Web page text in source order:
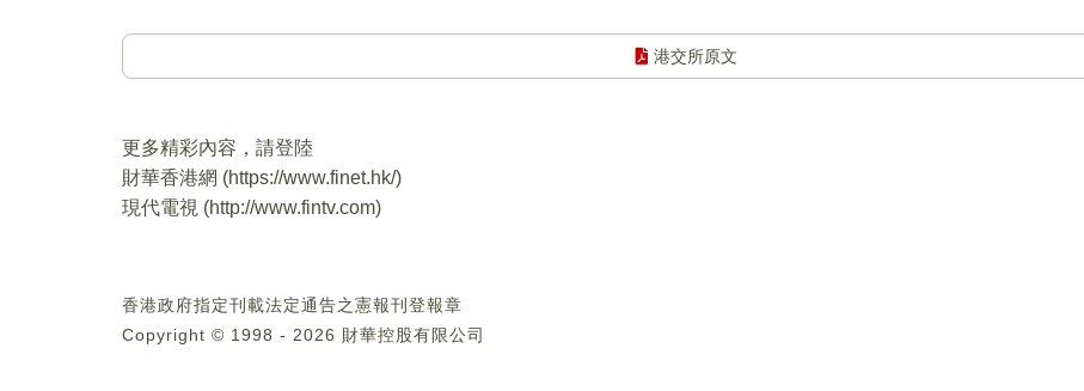
港交所原文
更多精彩內容，請登陸
財華香港網 (https://www.finet.hk/)
現代電視 (http://www.fintv.com)
香港政府指定刊載法定通告之憲報刊登報章
Copyright © 1998 - 2026 財華控股有限公司